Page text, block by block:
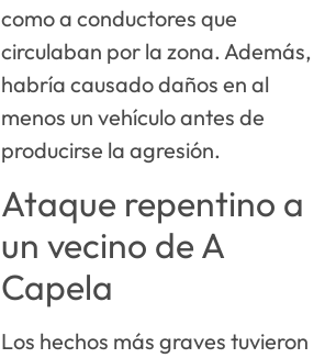
como a conductores que
circulaban por la zona. Además,
habría causado daños en al
menos un vehículo antes de
producirse la agresión.
Ataque repentino a
un vecino de A
Capela
Los hechos más graves tuvieron